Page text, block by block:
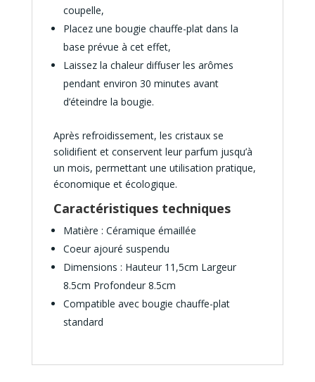
coupelle,
Placez une bougie chauffe-plat dans la
base prévue à cet effet,
Laissez la chaleur diffuser les arômes
pendant environ 30 minutes avant
d’éteindre la bougie.
Après refroidissement, les cristaux se
solidifient et conservent leur parfum jusqu’à
un mois, permettant une utilisation pratique,
économique et écologique.
Caractéristiques techniques
Matière : Céramique émaillée
Coeur ajouré suspendu
Dimensions : Hauteur 11,5cm Largeur
8.5cm Profondeur 8.5cm
Compatible avec bougie chauffe-plat
standard